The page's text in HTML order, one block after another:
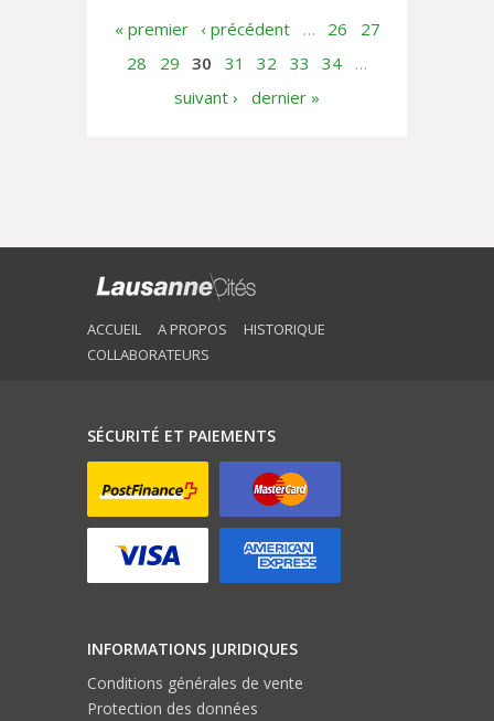
« premier ‹ précédent … 26
27
28
29 30 31 32 33 34
…
suivant ›
dernier »
ACCUEIL A PROPOS
HISTORIQUE
COLLABORATEURS
SÉCURITÉ ET PAIEMENTS
INFORMATIONS JURIDIQUES
Conditions générales de vente
Protection des données